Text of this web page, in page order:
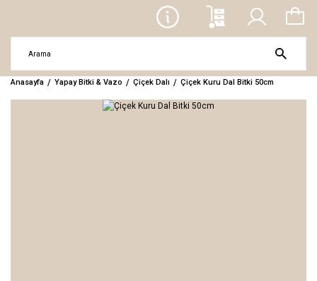
Anasayfa Yapay Bitki & Vazo Çiçek Dalı Çiçek Kuru Dal Bitki 50cm